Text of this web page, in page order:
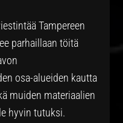
Tampereen
parhaillaan töitä
osa-alueiden kautta
muiden materiaalien
hyvin tutuksi.